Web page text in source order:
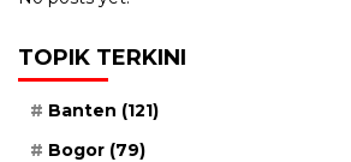
TOPIK TERKINI
Banten (121)
Bogor (79)